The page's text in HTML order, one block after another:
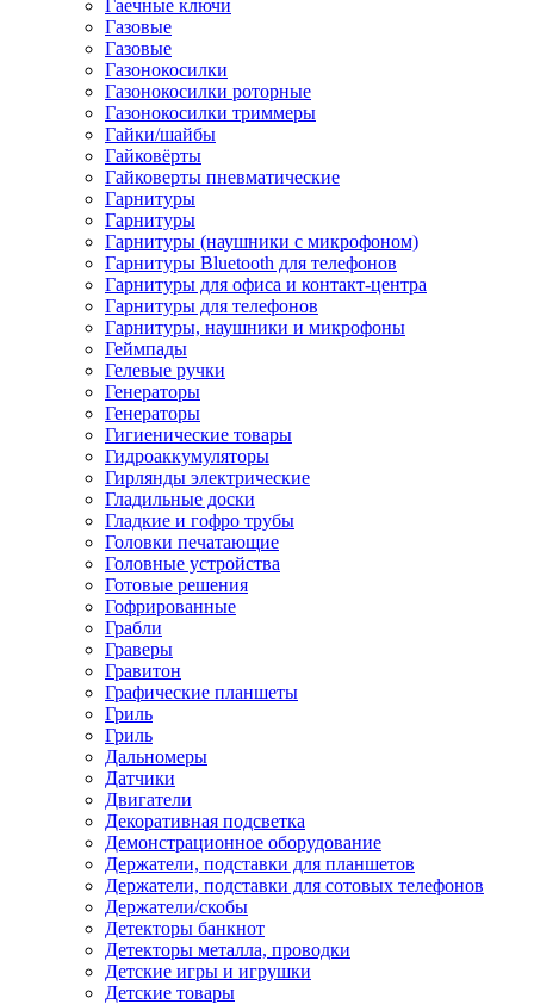
Гаечные ключи
Газовые
Газовые
Газонокосилки
Газонокосилки роторные
Газонокосилки триммеры
Гайки/шайбы
Гайковёрты
Гайковерты пневматические
Гарнитуры
Гарнитуры
Гарнитуры (наушники с микрофоном)
Гарнитуры Bluetooth для телефонов
Гарнитуры для офиса и контакт-центра
Гарнитуры для телефонов
Гарнитуры, наушники и микрофоны
Геймпады
Гелевые ручки
Генераторы
Генераторы
Гигиенические товары
Гидроаккумуляторы
Гирлянды электрические
Гладильные доски
Гладкие и гофро трубы
Головки печатающие
Головные устройства
Готовые решения
Гофрированные
Грабли
Граверы
Гравитон
Графические планшеты
Гриль
Гриль
Дальномеры
Датчики
Двигатели
Декоративная подсветка
Демонстрационное оборудование
Держатели, подставки для планшетов
Держатели, подставки для сотовых телефонов
Держатели/скобы
Детекторы банкнот
Детекторы металла, проводки
Детские игры и игрушки
Детские товары